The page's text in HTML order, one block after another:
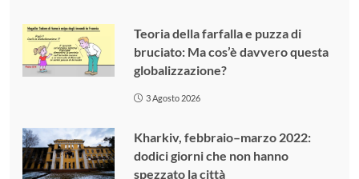
Teoria della farfalla e puzza di
bruciato: Ma cos’è davvero questa
globalizzazione?
3 Agosto 2026
Kharkiv, febbraio–marzo 2022:
dodici giorni che non hanno
spezzato la città